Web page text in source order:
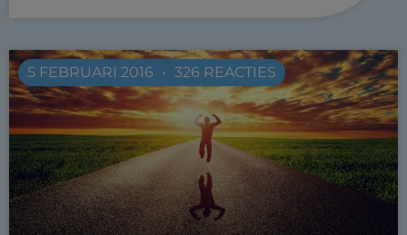
5 FEBRUARI 2016 326 REACTIES